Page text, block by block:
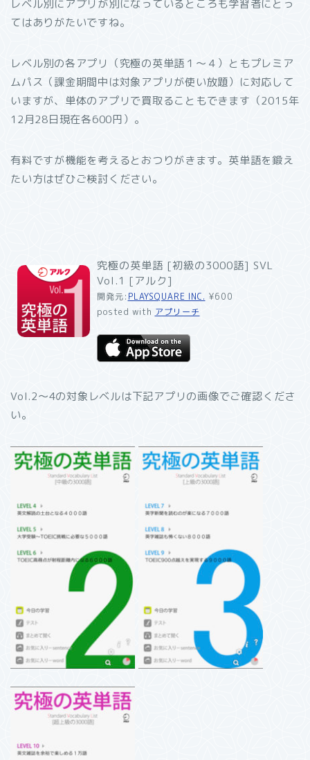
レベル別にアプリが別になっているところも学習者にとっ
てはありがたいですね。
レベル別の各アプリ（究極の英単語１〜４）ともプレミア
ムパス（課金期間中は対象アプリが使い放題）に対応して
いますが、単体のアプリで買取ることもできます（2015年
12月28日現在各600円）。
有料ですが機能を考えるとおつりがきます。英単語を鍛え
たい方はぜひご検討ください。
究極の英単語 [初級の3000語] SVL
Vol.1 [アルク]
開発元: PLAYSQUARE INC. ¥600
posted with アプリーチ
Vol.2〜4の対象レベルは下記アプリの画像でご確認くださ
い。